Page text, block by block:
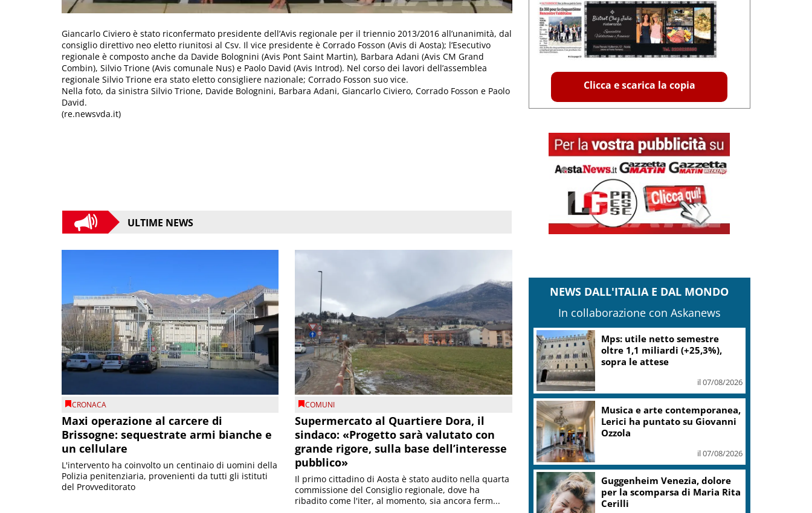
Giancarlo Civiero è stato riconfermato presidente dell’Avis regionale per il triennio 2013/2016 all’unanimità, dal
consiglio direttivo neo eletto riunitosi al Csv. Il vice presidente è Corrado Fosson (Avis di Aosta); l’Esecutivo
regionale è composto anche da Davide Bolognini (Avis Pont Saint Martin), Barbara Adani (Avis CM Grand
Combin), Silvio Trione (Avis comunale Nus) e Paolo David (Avis Introd). Nel corso dei lavori dell’assemblea
regionale Silvio Trione era stato eletto consigliere nazionale; Corrado Fosson suo vice.
Nella foto, da sinistra Silvio Trione, Davide Bolognini, Barbara Adani, Giancarlo Civiero, Corrado Fosson e Paolo
David.
(re.newsvda.it)
ULTIME NEWS
CRONACA
Maxi operazione al carcere di
Brissogne: sequestrate armi bianche e
un cellulare
L'intervento ha coinvolto un centinaio di uomini della
Polizia penitenziaria, provenienti da tutti gli istituti
del Provveditorato
COMUNI
Supermercato al Quartiere Dora, il
sindaco: «Progetto sarà valutato con
grande rigore, sulla base dell’interesse
pubblico»
Il primo cittadino di Aosta è stato audito nella quarta
commissione del Consiglio regionale, dove ha
ribadito come l'iter, al momento, sia ancora ferm...
Clicca e scarica la copia
NEWS DALL'ITALIA E DAL MONDO
In collaborazione con Askanews
Mps: utile netto semestre
oltre 1,1 miliardi (+25,3%),
sopra le attese
il 07/08/2026
Musica e arte contemporanea,
Lerici ha puntato su Giovanni
Ozzola
il 07/08/2026
Guggenheim Venezia, dolore
per la scomparsa di Maria Rita
Cerilli